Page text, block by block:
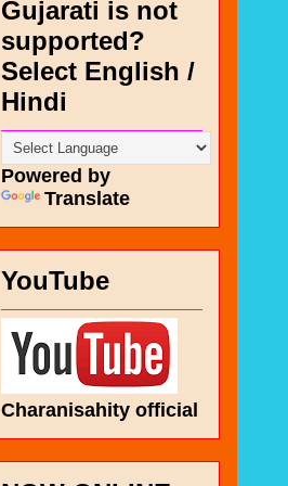
Gujarati is not
supported?
Select English /
Hindi
Powered by
Translate
YouTube
Charanisahity official